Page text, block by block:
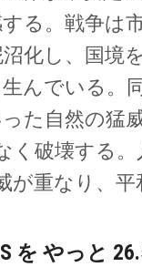
を やっと